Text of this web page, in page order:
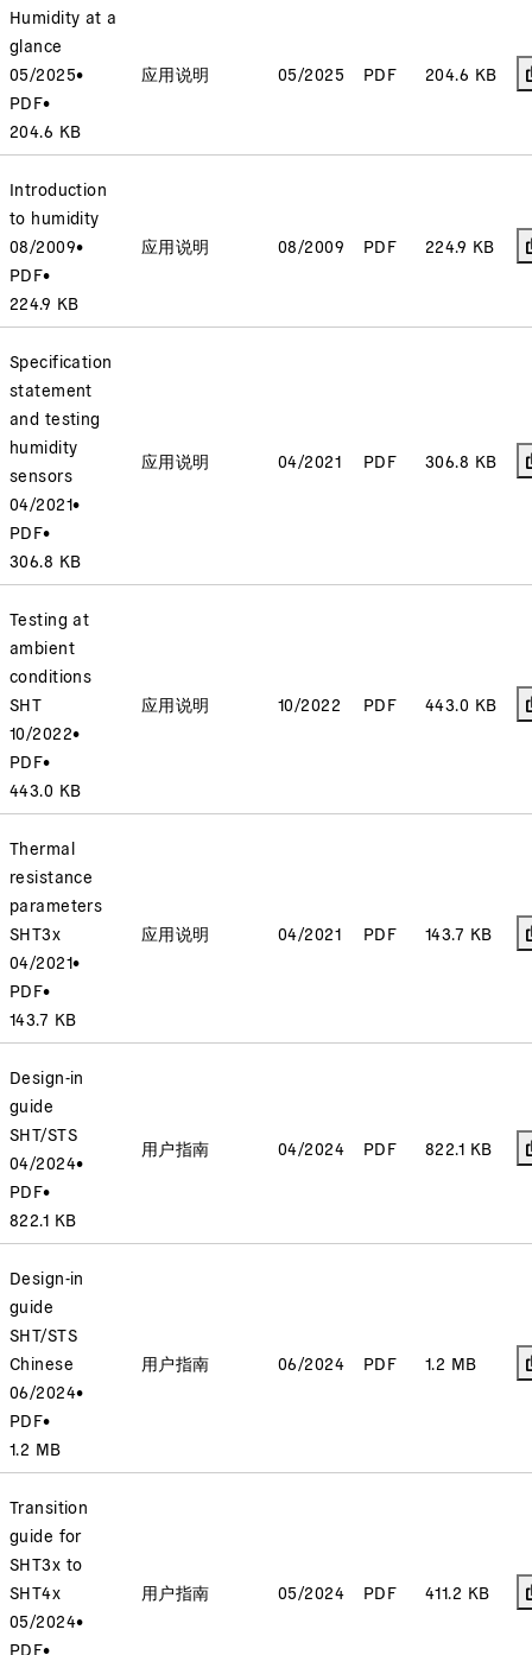
Humidity at a
glance
05/2025•
PDF•
204.6 KB
应用说明 05/2025 PDF 204.6 KB
Introduction
to humidity
08/2009•
PDF•
224.9 KB
应用说明 08/2009 PDF 224.9 KB
Specification
statement
and testing
humidity
sensors
04/2021•
PDF•
306.8 KB
应用说明 04/2021 PDF 306.8 KB
Testing at
ambient
conditions
SHT
10/2022•
PDF•
443.0 KB
应用说明 10/2022 PDF 443.0 KB
Thermal
resistance
parameters
SHT3x
04/2021•
PDF•
143.7 KB
应用说明 04/2021 PDF 143.7 KB
Design-in
guide
SHT/STS
04/2024•
PDF•
822.1 KB
用户指南 04/2024 PDF 822.1 KB
Design-in
guide
SHT/STS
Chinese
06/2024•
PDF•
1.2 MB
用户指南 06/2024 PDF 1.2 MB
Transition
guide for
SHT3x to
SHT4x
05/2024•
PDF•
用户指南 05/2024 PDF 411.2 KB